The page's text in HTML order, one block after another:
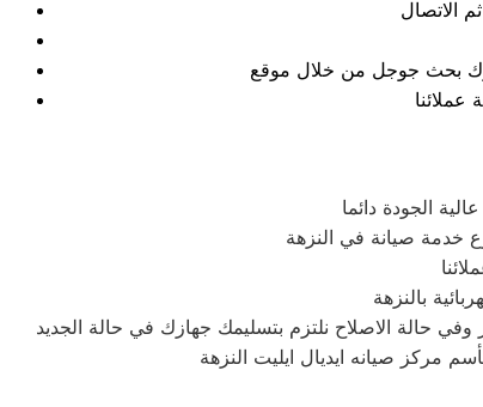
بحث جوجل من خلال موقع
الجودة دائما
خدمة صيانة في النزهة
بالنزهة
حالة الاصلاح نلتزم بتسليمك جهازك في حالة الجديد
مركز صيانه ايديال ايليت النزهة